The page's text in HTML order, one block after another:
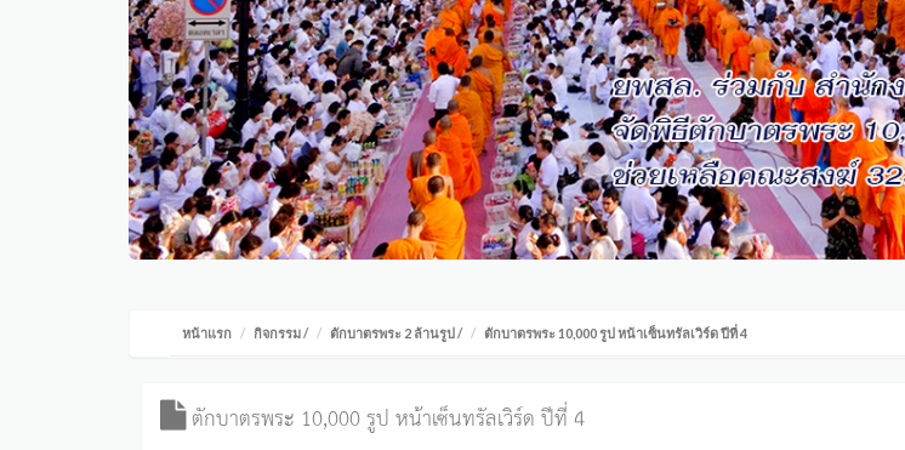
หน้าแรก กิจกรรม/ ตักบาตรพระ 2 ล้านรูป / ตักบาตรพระ 10,000 รูป หน้าเซ็นทรัลเวิร์ด ปีที่ 4
ตักบาตรพระ 10,000 รูป หน้าเซ็นทรัลเวิร์ด ปีที่ 4